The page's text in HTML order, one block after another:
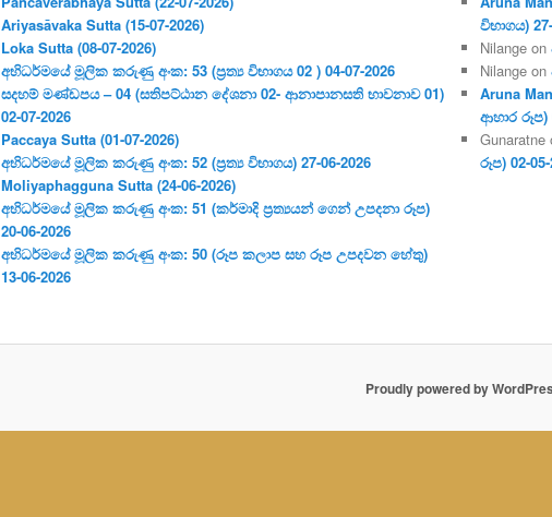
Ariyasāvaka Sutta (15-07-2026)
Loka Sutta (08-07-2026)
අභිධර්මයේ මූලික කරුණු අංක: 53 (ප්‍ර‍ත්‍ය විභාගය 02 ) 04-07-2026
සදහම් මණ්ඩපය – 04 (සතිපට්ඨාන දේශනා 02- ආනාපානසති භාවනාව 01)
02-07-2026
Paccaya Sutta (01-07-2026)
අභිධර්මයේ මූලික කරුණු අංක: 52 (ප්‍ර‍ත්‍ය විභාගය) 27-06-2026
Moliyaphagguna Sutta (24-06-2026)
අභිධර්මයේ මූලික කරුණු අංක: 51 (කර්මාදි ප්‍ර‍ත්‍යයන් ගෙන් උපදනා රූප)
20-06-2026
අභිධර්මයේ මූලික කරුණු අංක: 50 (රූප කලාප සහ රූප උපදවන හේතු)
13-06-2026
විභාගය)
Nilange on
Nilange on
Aruna
ආහාර රූප)
Gunaratne
රූප) 02-05-
Proudly powered by